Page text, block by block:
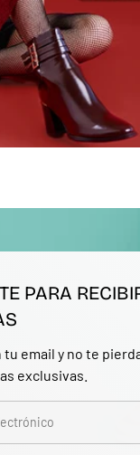
PARA
email y no te
exclusivas.